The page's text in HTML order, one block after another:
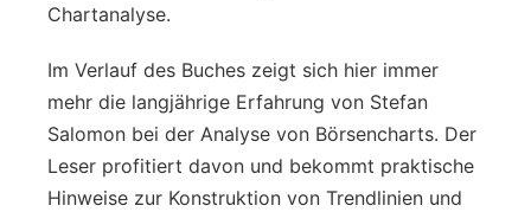
Chartanalyse.
Im Verlauf des Buches zeigt sich hier immer
mehr die langjährige Erfahrung von Stefan
Salomon bei der Analyse von Börsencharts. Der
Leser profitiert davon und bekommt praktische
Hinweise zur Konstruktion von Trendlinien und